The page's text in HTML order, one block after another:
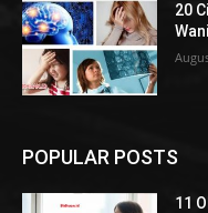
20
POPULAR POSTS
11